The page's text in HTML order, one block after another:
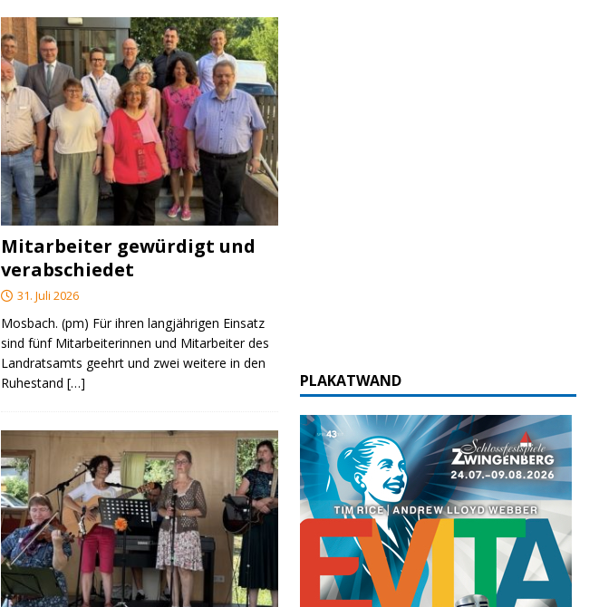
Mitarbeiter gewürdigt und
verabschiedet
31. Juli 2026
Mosbach. (pm) Für ihren langjährigen Einsatz
sind fünf Mitarbeiterinnen und Mitarbeiter des
Landratsamts geehrt und zwei weitere in den
Ruhestand[…] PLAKATWAND